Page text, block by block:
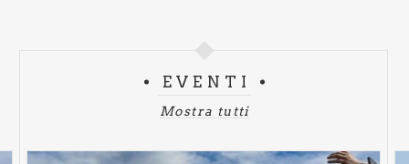
EVENTI
Mostra tutti